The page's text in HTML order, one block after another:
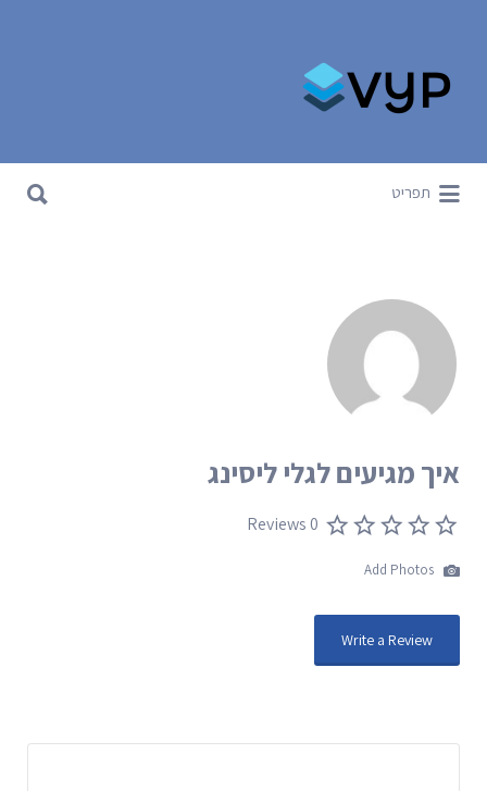
תפריט
איך מגיעים לגלי ליסינג
0 Reviews
Write a Review